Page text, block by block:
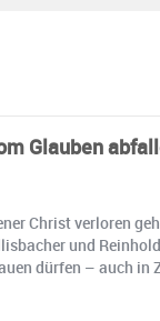
Glauben
Christ verloren
und
dürfen – auch in